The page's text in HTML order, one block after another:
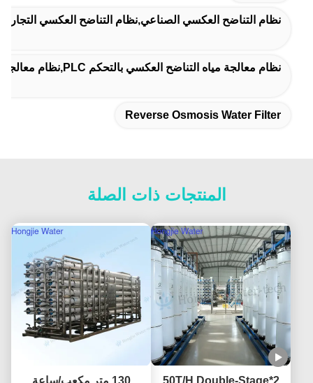
نظام التناضح العكسي الصناعي,نظام التناضح العكسي
نظام معالجة مياه التناضح العكسي بالتحكم PLC,نظام معالجة مياه التناضح العكسي بجهد مخصص
Reverse Osmosis Water Filter
المنتجات ذات الصلة